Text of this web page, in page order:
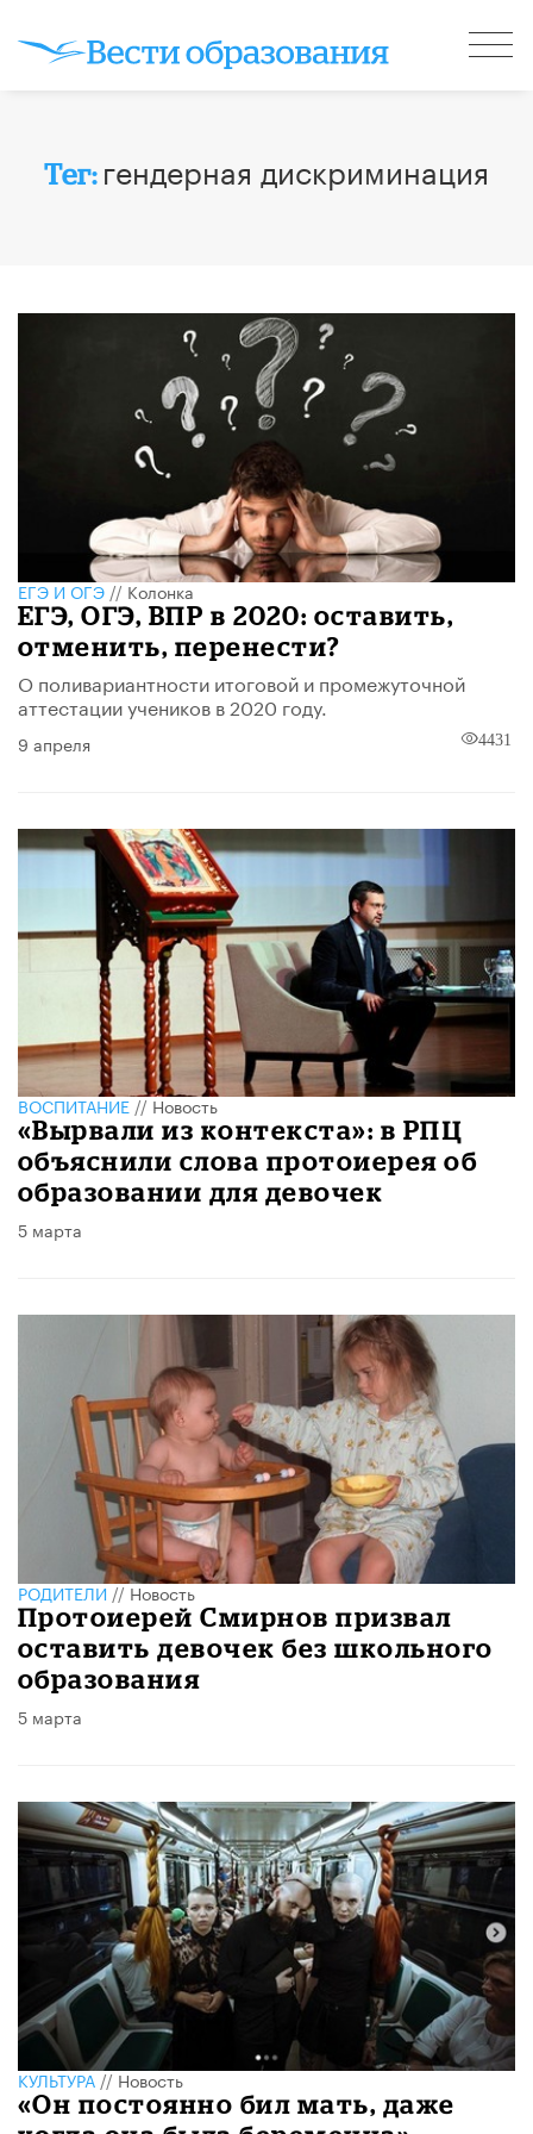
Тег: гендерная дискриминация
ЕГЭ И ОГЭ//Колонка
ЕГЭ, ОГЭ, ВПР в 2020: оставить,
отменить, перенести?
О поливариантности итоговой и промежуточной
аттестации учеников в 2020 году.
9 апреля 4431
ВОСПИТАНИЕ//Новость
«Вырвали из контекста»: в РПЦ
объяснили слова протоиерея об
образовании для девочек
5 марта
РОДИТЕЛИ//Новость
Протоиерей Смирнов призвал
оставить девочек без школьного
образования
5 марта
КУЛЬТУРА//Новость
«Он постоянно бил мать, даже